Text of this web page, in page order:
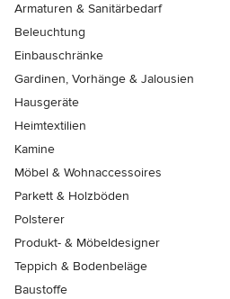
Armaturen & Sanitärbedarf
Beleuchtung
Einbauschränke
Gardinen, Vorhänge & Jalousien
Hausgeräte
Heimtextilien
Kamine
Möbel & Wohnaccessoires
Parkett & Holzböden
Polsterer
Produkt- & Möbeldesigner
Teppich & Bodenbeläge
Baustoffe